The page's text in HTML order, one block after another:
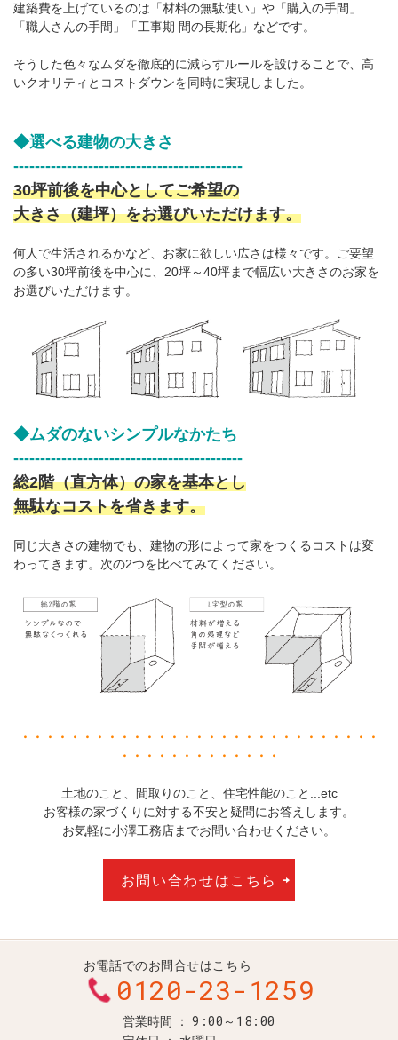
建築費を上げているのは「材料の無駄使い」や「購入の手間」
「職人さんの手間」「工事期 間の長期化」などです。
そうした色々なムダを徹底的に減らすルールを設けることで、高
いクオリティとコストダウンを同時に実現しました。
◆選べる建物の大きさ
-------------------------------------------
30坪前後を中心としてご希望の
大きさ（建坪）をお選びいただけます。
何人で生活されるかなど、お家に欲しい広さは様々です。ご要望
の多い30坪前後を中心に、20坪～40坪まで幅広い大きさのお家を
お選びいただけます。
◆ムダのないシンプルなかたち
-------------------------------------------
総2階（直方体）の家を基本とし
無駄なコストを省きます。
同じ大きさの建物でも、建物の形によって家をつくるコストは変
わってきます。次の2つを比べてみてください。
・・・・・・・・・・・・・・・・・・・・・・・・・・・・・
・・・・・・・・・・・・・
土地のこと、間取りのこと、住宅性能のこと...etc
お客様の家づくりに対する不安と疑問にお答えします。
お気軽に小澤工務店までお問い合わせください。
お問い合わせはこちら
お電話でのお問合せはこちら
0120-23-1259
営業時間 9:00～18:00